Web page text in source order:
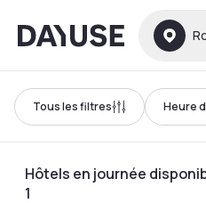
Dayuse
Tous les filtres Heure
Hôtels en journée
1